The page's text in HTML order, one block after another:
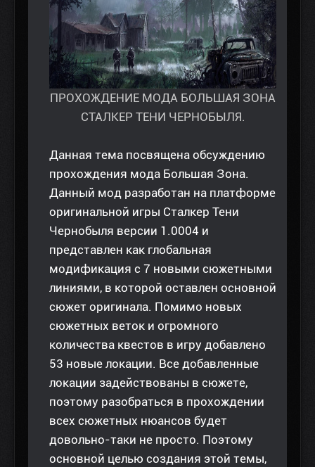
ПРОХОЖДЕНИЕ МОДА БОЛЬШАЯ ЗОНА
СТАЛКЕР ТЕНИ ЧЕРНОБЫЛЯ.
Данная тема посвящена обсуждению
прохождения мода Большая Зона.
Данный мод разработан на платформе
оригинальной игры Сталкер Тени
Чернобыля версии 1.0004 и
представлен как глобальная
модификация с 7 новыми сюжетными
линиями, в которой оставлен основной
сюжет оригинала. Помимо новых
сюжетных веток и огромного
количества квестов в игру добавлено
53 новые локации. Все добавленные
локации задействованы в сюжете,
поэтому разобраться в прохождении
всех сюжетных нюансов будет
довольно-таки не просто. Поэтому
основной целью создания этой темы,